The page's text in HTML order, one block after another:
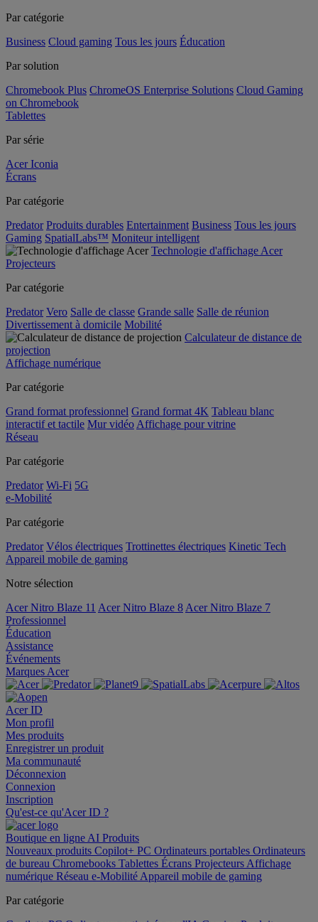
Par catégorie
Business Cloud gaming Tous les jours Éducation
Par solution
Chromebook Plus ChromeOS Enterprise Solutions Cloud Gaming
on Chromebook
Tablettes
Par série
Acer Iconia
Écrans
Par catégorie
Predator Produits durables Entertainment Business Tous les jours
Gaming SpatialLabs™ Moniteur intelligent
Technologie d'affichage Acer
Projecteurs
Par catégorie
Predator Vero Salle de classe Grande salle Salle de réunion
Divertissement à domicile Mobilité
Calculateur de distance de
projection
Affichage numérique
Par catégorie
Grand format professionnel Grand format 4K Tableau blanc
interactif et tactile Mur vidéo Affichage pour vitrine
Réseau
Par catégorie
Predator Wi-Fi 5G
e-Mobilité
Par catégorie
Predator Vélos électriques Trottinettes électriques Kinetic Tech
Appareil mobile de gaming
Notre sélection
Acer Nitro Blaze 11 Acer Nitro Blaze 8 Acer Nitro Blaze 7
Professionnel
Éducation
Assistance
Événements
Marques Acer
Acer ID
Mon profil
Mes produits
Enregistrer un produit
Ma communauté
Déconnexion
Connexion
Inscription
Qu'est-ce qu'Acer ID ?
Boutique en ligne AI Produits
Nouveaux produits Copilot+ PC Ordinateurs portables Ordinateurs
de bureau Chromebooks Tablettes Écrans Projecteurs Affichage
numérique Réseau e-Mobilité Appareil mobile de gaming
Par catégorie